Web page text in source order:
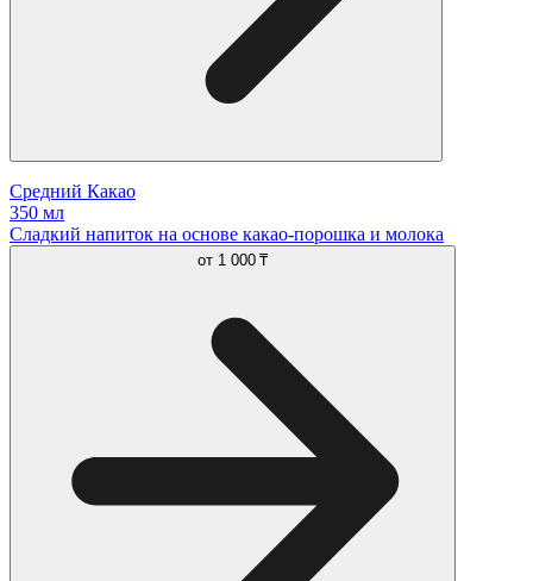
Средний Какао
350 мл
Сладкий напиток на основе какао-порошка и молока
от 1 000 ₸